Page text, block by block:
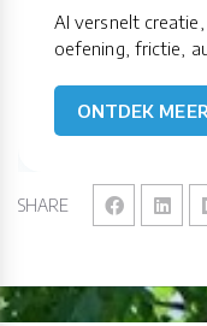
SHARE
AI versnelt
oefening, frictie,
ONTDEK MEER